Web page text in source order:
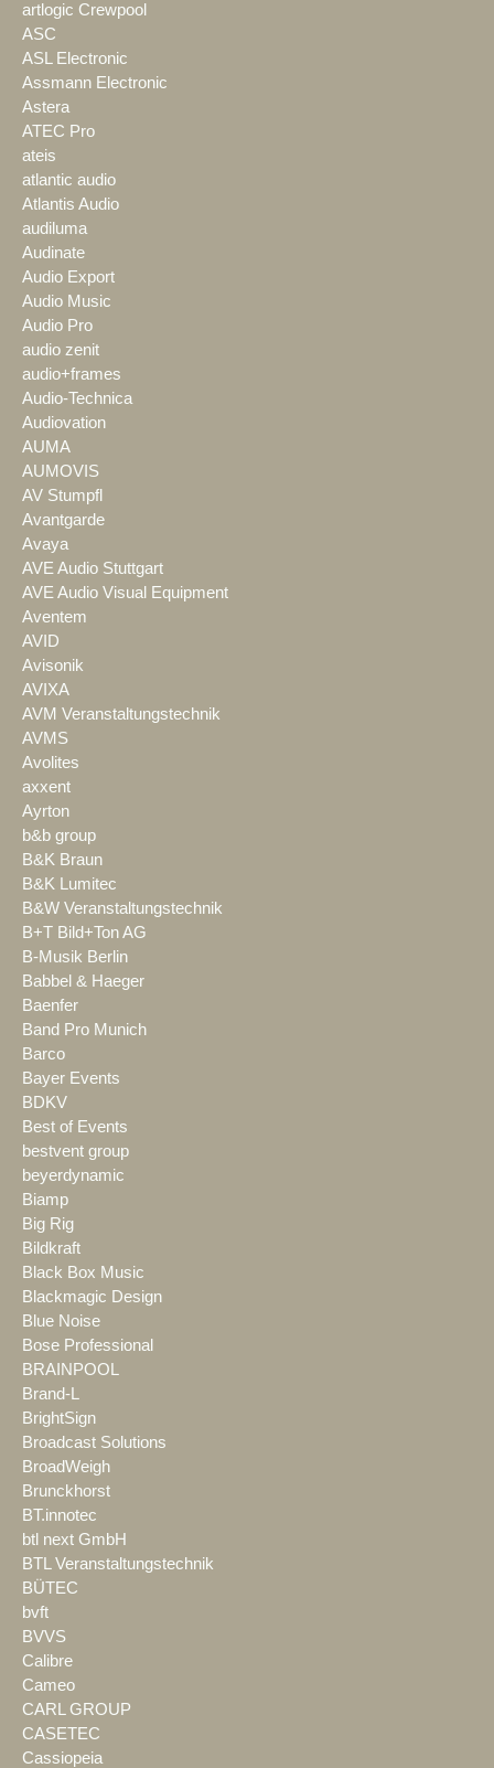
artlogic Crewpool
ASC
ASL Electronic
Assmann Electronic
Astera
ATEC Pro
ateis
atlantic audio
Atlantis Audio
audiluma
Audinate
Audio Export
Audio Music
Audio Pro
audio zenit
audio+frames
Audio-Technica
Audiovation
AUMA
AUMOVIS
AV Stumpfl
Avantgarde
Avaya
AVE Audio Stuttgart
AVE Audio Visual Equipment
Aventem
AVID
Avisonik
AVIXA
AVM Veranstaltungstechnik
AVMS
Avolites
axxent
Ayrton
b&b group
B&K Braun
B&K Lumitec
B&W Veranstaltungstechnik
B+T Bild+Ton AG
B-Musik Berlin
Babbel & Haeger
Baenfer
Band Pro Munich
Barco
Bayer Events
BDKV
Best of Events
bestvent group
beyerdynamic
Biamp
Big Rig
Bildkraft
Black Box Music
Blackmagic Design
Blue Noise
Bose Professional
BRAINPOOL
Brand-L
BrightSign
Broadcast Solutions
BroadWeigh
Brunckhorst
BT.innotec
btl next GmbH
BTL Veranstaltungstechnik
BÜTEC
bvft
BVVS
Calibre
Cameo
CARL GROUP
CASETEC
Cassiopeia